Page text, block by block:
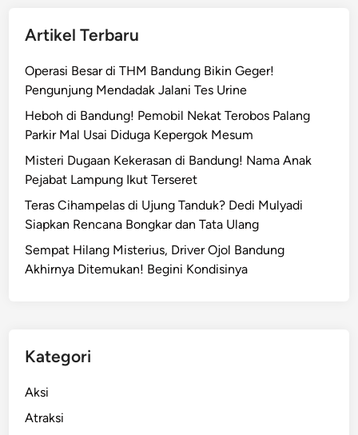
Artikel Terbaru
Operasi Besar di THM Bandung Bikin Geger!
Pengunjung Mendadak Jalani Tes Urine
Heboh di Bandung! Pemobil Nekat Terobos Palang
Parkir Mal Usai Diduga Kepergok Mesum
Misteri Dugaan Kekerasan di Bandung! Nama Anak
Pejabat Lampung Ikut Terseret
Teras Cihampelas di Ujung Tanduk? Dedi Mulyadi
Siapkan Rencana Bongkar dan Tata Ulang
Sempat Hilang Misterius, Driver Ojol Bandung
Akhirnya Ditemukan! Begini Kondisinya
Kategori
Aksi
Atraksi